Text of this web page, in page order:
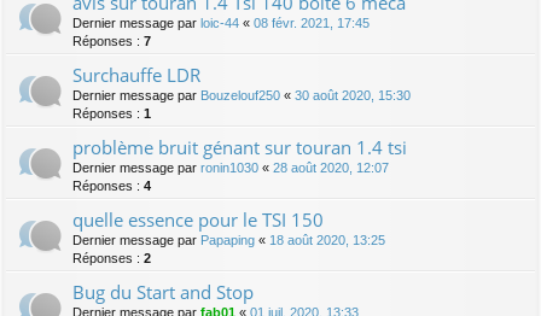
Dernier message par loic-44 « 08 févr. 2021, 17:45
Réponses : 7
Surchauffe LDR
Dernier message par Bouzelouf250 « 30 août 2020, 15:30
Réponses : 1
problème bruit génant sur touran 1.4 tsi
Dernier message par ronin1030 « 28 août 2020, 12:07
Réponses : 4
quelle essence pour le TSI 150
Dernier message par Papaping « 18 août 2020, 13:25
Réponses : 2
Bug du Start and Stop
Dernier message par fab01 « 01 juil. 2020, 13:33